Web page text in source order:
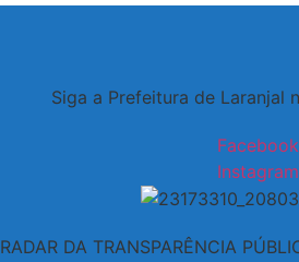
Siga a Prefeitura de Laranjal
Facebook
Instagram
RADAR DA TRANSPARÊNCIA